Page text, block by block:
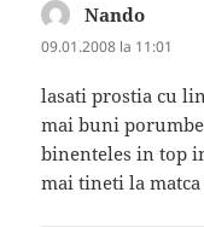
Nando
09.01.2008 la 11:01
lasati prostia cu
mai buni
binenteles in top
mai tineti la